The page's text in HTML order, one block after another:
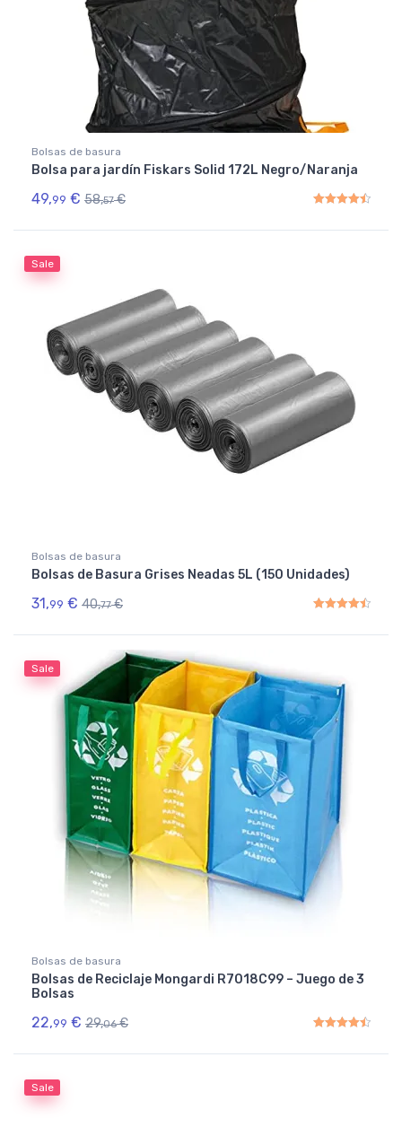
Bolsas de basura
Bolsa para jardín Fiskars Solid 172L Negro/Naranja
49,99 € 58,57 €
Sale
Bolsas de basura
Bolsas de Basura Grises Neadas 5L (150 Unidades)
31,99 € 40,77 €
Sale
Bolsas de basura
Bolsas de Reciclaje Mongardi R7018C99 – Juego de 3
Bolsas
22,99 € 29,06 €
Sale